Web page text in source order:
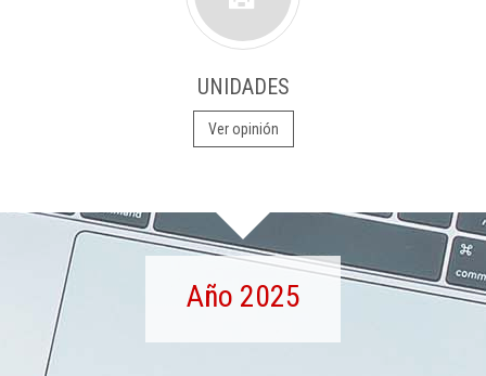
UNIDADES
Ver opinión
Año 2025